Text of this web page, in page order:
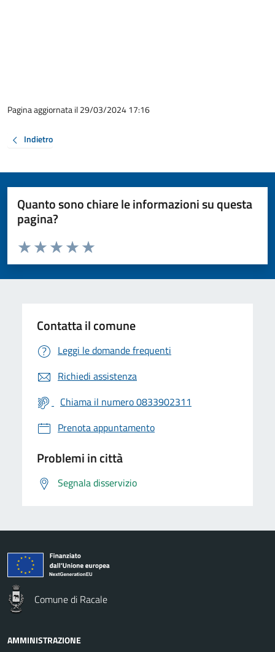
Pagina aggiornata il 29/03/2024 17:16
Indietro
Quanto sono chiare le informazioni su questa
pagina?
Valuta da 1 a 5 stelle la pagina
Valuta 5 stelle su 5
Valuta 4 stelle su 5
Valuta 3 stelle su 5
Valuta 2 stelle su 5
Valuta 1 stelle su 5
Contatta il comune
Leggi le domande frequenti
Richiedi assistenza
Chiama il numero 0833902311
Prenota appuntamento
Problemi in città
Segnala disservizio
Comune di Racale
AMMINISTRAZIONE